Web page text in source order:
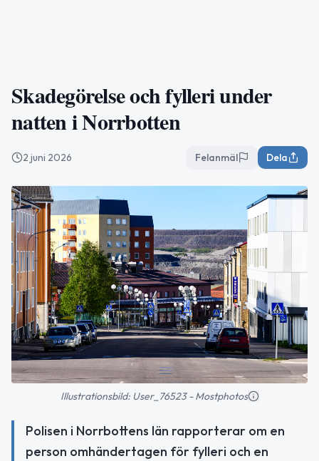
Skadegörelse och fylleri under
natten i Norrbotten
2 juni 2026 Felanmäl Dela
Illustrationsbild: User_76523 - Mostphotos
Polisen i Norrbottens län rapporterar om en
person omhändertagen för fylleri och en